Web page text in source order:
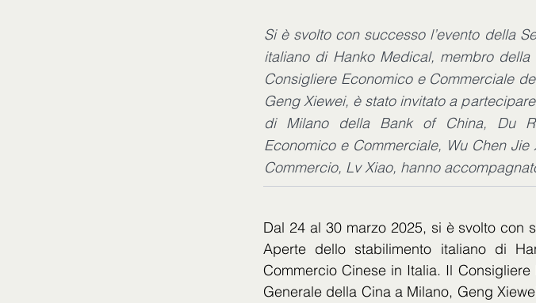
Si è svolto con successo l’evento della
italiano di Hanko Medical, membro
Consigliere Economico e Commerciale
Geng Xiewei, è stato invitato a
di Milano della Bank of China, Du
Economico e Commerciale, Wu Chen
Commercio, Lv Xiao, hanno
Dal 24 al 30 marzo 2025, si è svolto con
Aperte dello stabilimento italiano di
Commercio Cinese in Italia. Il
Generale della Cina a Milano, Geng